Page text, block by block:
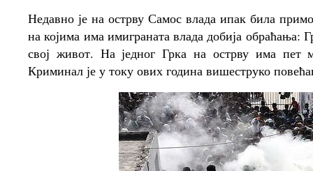
Недавно је на острву Самос влада ипак била
на којима има имиграната влада добија обраћања:
свој живот. На једног Грка на острву има пет
Криминал је у току ових година вишеструко